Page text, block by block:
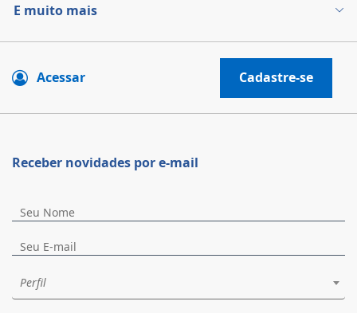
E muito mais
Acessar Cadastre-se
Receber novidades por e-mail
Perfil